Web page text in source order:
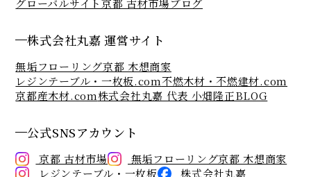
グローバルサイト京都 古材市場ブログ
株式会社丸嘉 運営サイト
無垢フローリング京都 木想商家
レジンテーブル・一枚板.com不燃木材・不燃建材.com
京都産木材.com株式会社丸嘉 代表 小畑隆正BLOG
公式SNSアカウント
京都 古材市場
無垢フローリング京都 木想商家
レジンテーブル・一枚板
株式会社丸嘉